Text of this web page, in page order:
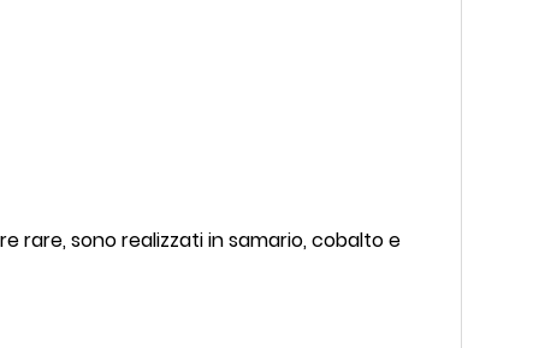
rare, sono realizzati in samario, cobalto e